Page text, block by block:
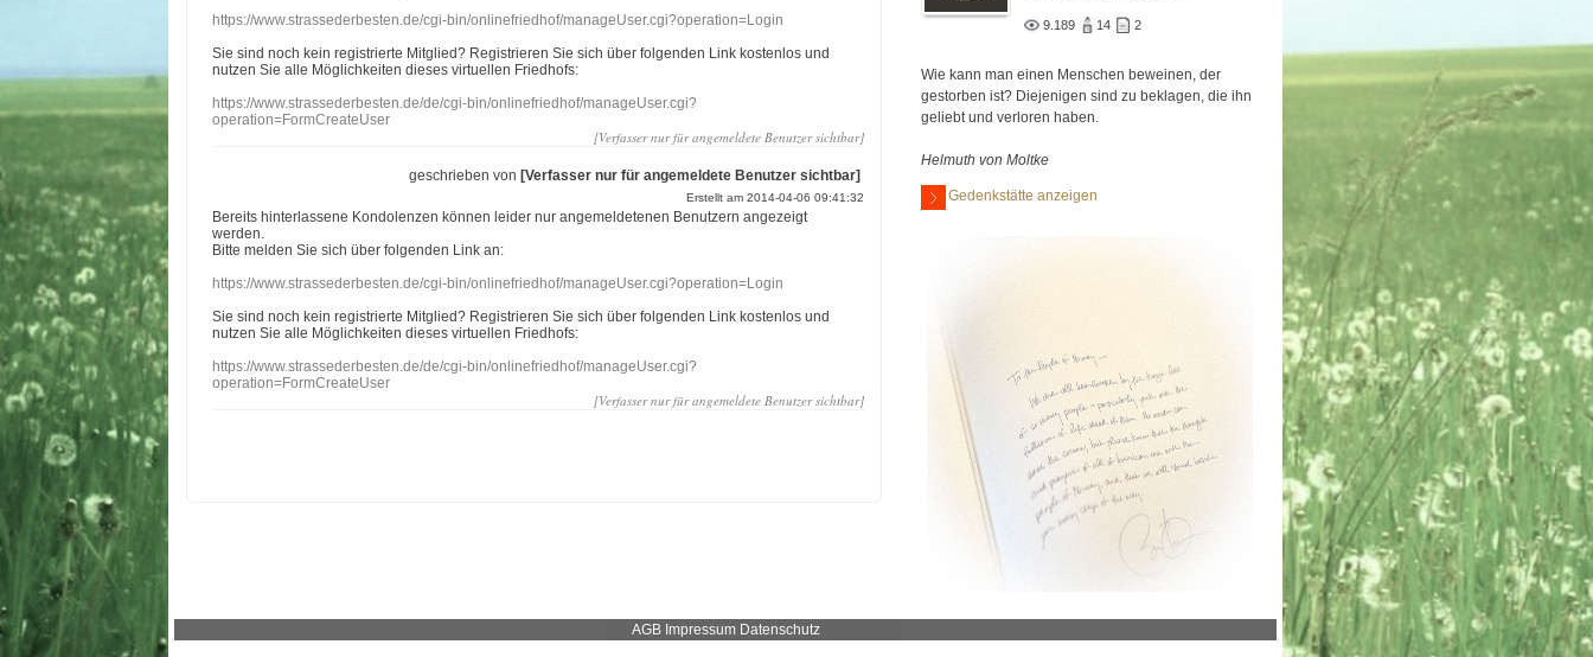
https://www.strassederbesten.de/cgi-bin/onlinefriedhof/manageUser.cgi?operation=Login
Sie sind noch kein registrierte Mitglied? Registrieren Sie sich über folgenden Link kostenlos und
nutzen Sie alle Möglichkeiten dieses virtuellen Friedhofs:
https://www.strassederbesten.de/de/cgi-bin/onlinefriedhof/manageUser.cgi?
operation=FormCreateUser
[Verfasser nur für angemeldete Benutzer sichtbar]
geschrieben von [Verfasser nur für angemeldete Benutzer sichtbar]
Erstellt am 2014-04-06 09:41:32
Bereits hinterlassene Kondolenzen können leider nur angemeldetenen Benutzern angezeigt
werden.
Bitte melden Sie sich über folgenden Link an:
https://www.strassederbesten.de/cgi-bin/onlinefriedhof/manageUser.cgi?operation=Login
Sie sind noch kein registrierte Mitglied? Registrieren Sie sich über folgenden Link kostenlos und
nutzen Sie alle Möglichkeiten dieses virtuellen Friedhofs:
https://www.strassederbesten.de/de/cgi-bin/onlinefriedhof/manageUser.cgi?
operation=FormCreateUser
[Verfasser nur für angemeldete Benutzer sichtbar]
9.189 14 2
Wie kann man einen Menschen beweinen, der
gestorben ist? Diejenigen sind zu beklagen, die ihn
geliebt und verloren haben.
Helmuth von Moltke
Gedenkstätte anzeigen
AGB Impressum Datenschutz